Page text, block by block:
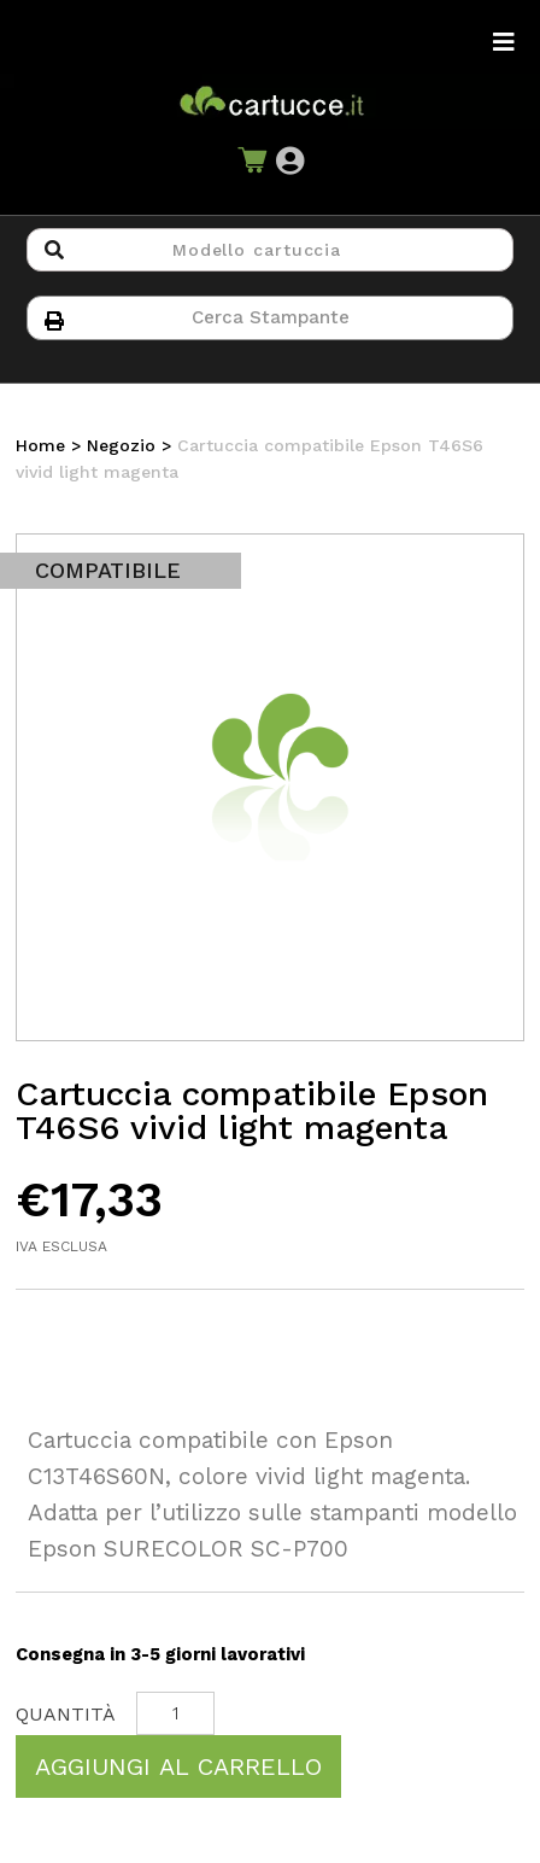
Home > Negozio > Cartuccia compatibile Epson T46S6
vivid light magenta
COMPATIBILE
Cartuccia compatibile Epson
T46S6 vivid light magenta
€17,33
IVA ESCLUSA
Cartuccia compatibile con Epson
C13T46S60N, colore vivid light magenta.
Adatta per l’utilizzo sulle stampanti modello
Epson SURECOLOR SC-P700
Consegna in 3-5 giorni lavorativi
AGGIUNGI AL CARRELLO